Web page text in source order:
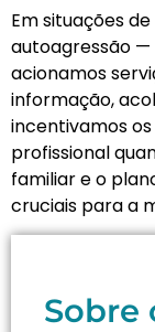
Em situações
autoagressão —
acionamos
informação,
incentivamos
profissional
familiar e o
cruciais para a
Sobre